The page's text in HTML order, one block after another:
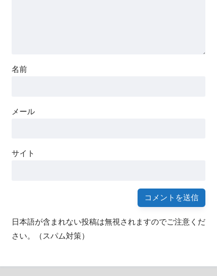
名前
メール
サイト
日本語が含まれない投稿は無視されますのでご注意くだ
さい。（スパム対策）